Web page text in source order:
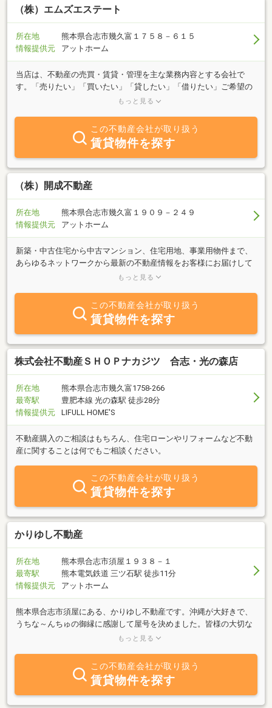
（株）エムズエステート
所在地
熊本県合志市幾久富１７５８－６１５
情報提供元
アットホーム
当店は、不動産の売買・賃貸・管理を主な業務内容とする会社で
す。「売りたい」「買いたい」「貸したい」「借りたい」ご希望の
方、お気軽にご相談ください。お客様の立場に立って、最適なご提
もっと見る
この不動産会社が取り扱う
賃貸物件を探す
（株）開成不動産
所在地
熊本県合志市幾久富１９０９－２４９
情報提供元
アットホーム
新築・中古住宅から中古マンション、住宅用地、事業用物件まで、
あらゆるネットワークから最新の不動産情報をお客様にお届けして
おります。「庭のある一戸建に住みたい」「生活利便性の良いマン
せ下さい！私たち開成不動産が親身になって皆様の住まい探しをお
手伝いさせていただきます。
もっと見る
この不動産会社が取り扱う
賃貸物件を探す
株式会社不動産ＳＨＯＰナカジツ 合志・光の森店
所在地
熊本県合志市幾久富1758-266
最寄駅
豊肥本線 光の森駅 徒歩28分
情報提供元
LIFULL HOME'S
不動産購入のご相談はもちろん、住宅ローンやリフォームなど不動
産に関することは何でもご相談ください。
この不動産会社が取り扱う
賃貸物件を探す
かりゆし不動産
所在地
熊本県合志市須屋１９３８－１
最寄駅
熊本電気鉄道 三ツ石駅 徒歩11分
情報提供元
アットホーム
熊本県合志市須屋にある、かりゆし不動産です。沖縄が大好きで、
うちな～んちゅの御縁に感謝して屋号を決めました。皆様の大切な
お住まいのお手伝いをさせて頂き、御祝い（かりゆし）をご一緒で
もっと見る
この不動産会社が取り扱う
賃貸物件を探す